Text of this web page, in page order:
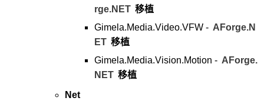
rge.NET 移植
Gimela.Media.Video.VFW - AForge.N
ET 移植
Gimela.Media.Vision.Motion - AForge.
NET 移植
Net